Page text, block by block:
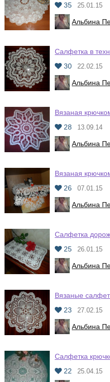
35
25.01.15
Альбина
Салфетка в
30
22.02.15
Альбина
Вязаная
28
13.09.14
Альбина
Вязаная
26
07.01.15
Альбина
Салфетка
25
26.01.15
Альбина
Вязаные
23
27.02.15
Альбина
Салфетка
22
25.04.15